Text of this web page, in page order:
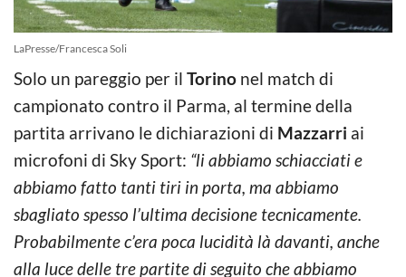
LaPresse/Francesca Soli
Solo un pareggio per il Torino nel match di
campionato contro il Parma, al termine della
partita arrivano le dichiarazioni di Mazzarri ai
microfoni di Sky Sport: “li abbiamo schiacciati e
abbiamo fatto tanti tiri in porta, ma abbiamo
sbagliato spesso l’ultima decisione tecnicamente.
Probabilmente c’era poca lucidità là davanti, anche
alla luce delle tre partite di seguito che abbiamo